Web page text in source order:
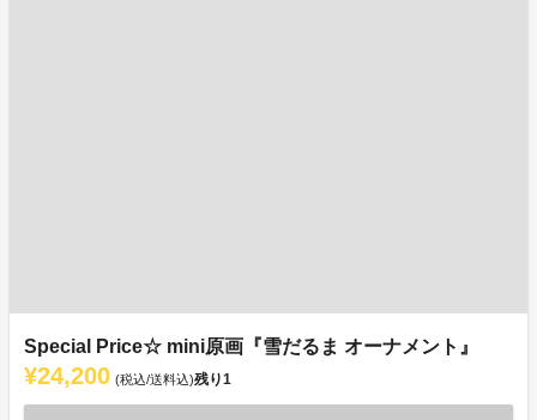
Special Price☆ mini原画『雪だるま オーナメント』
¥24,200 (税込/送料込)残り1